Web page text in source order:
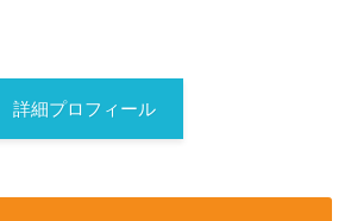
詳細プロフィール